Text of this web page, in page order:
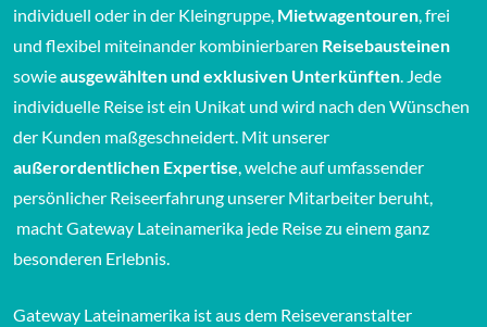
individuell oder in der Kleingruppe, Mietwagentouren, frei
und flexibel miteinander kombinierbaren Reisebausteinen
sowieausgewählten und exklusiven Unterkünften. Jede
individuelle Reise ist ein Unikat und wird nach den Wünschen
der Kunden maßgeschneidert. Mit unserer
außerordentlichen Expertise, welche auf umfassender
persönlicher Reiseerfahrung unserer Mitarbeiter beruht,
macht Gateway Lateinamerika jede Reise zu einem ganz
besonderen Erlebnis.
Gateway Lateinamerika ist aus dem Reiseveranstalter